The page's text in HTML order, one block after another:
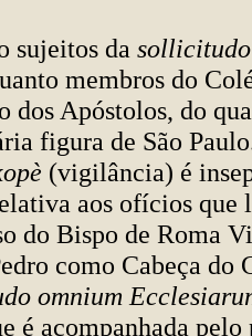
sujeitos da
membros do
dos Apóstolos, do
figura de São
(vigilância) é
aos ofícios que
do Bispo de Roma
como Cabeça do
omnium
é acompanhada pelo